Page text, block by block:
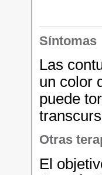
Síntomas
Las
un color
puede
Otras
El